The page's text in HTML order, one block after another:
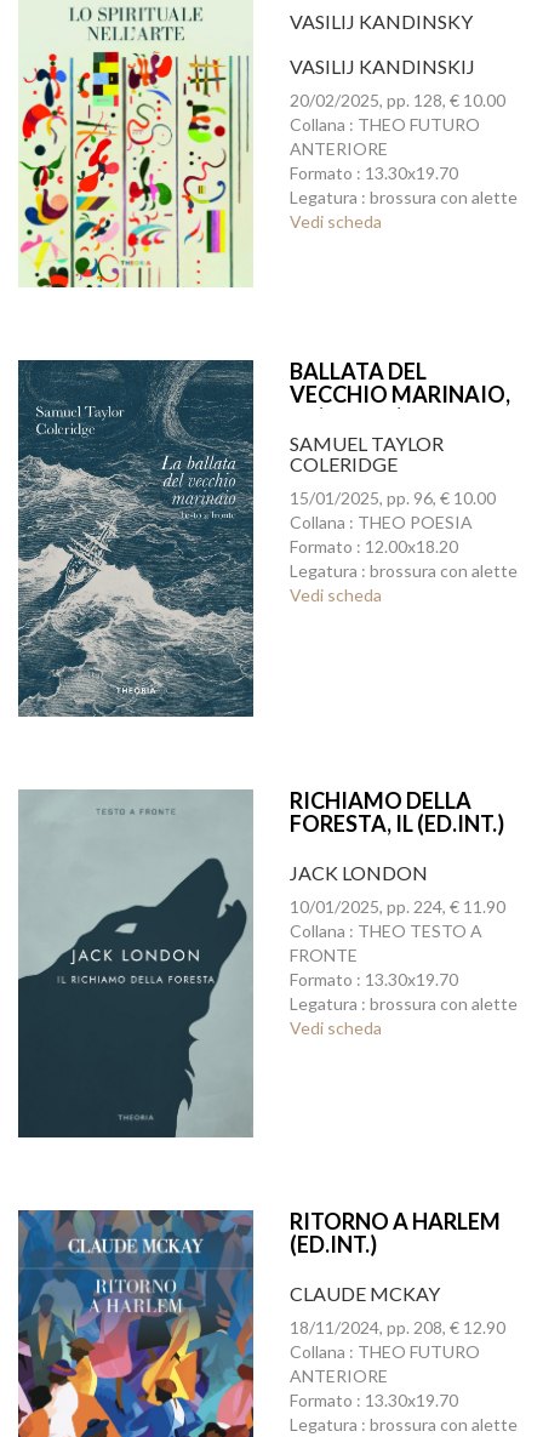
VASILIJ KANDINSKY
VASILIJ KANDINSKIJ
20/02/2025, pp. 128, € 10.00
Collana : THEO FUTURO
ANTERIORE
Formato : 13.30x19.70
Legatura : brossura con alette
Vedi scheda
BALLATA DEL
VECCHIO MARINAIO,
LA(ED.INT.)
SAMUEL TAYLOR
COLERIDGE
15/01/2025, pp. 96, € 10.00
Collana : THEO POESIA
Formato : 12.00x18.20
Legatura : brossura con alette
Vedi scheda
RICHIAMO DELLA
FORESTA, IL (ED.INT.)
JACK LONDON
10/01/2025, pp. 224, € 11.90
Collana : THEO TESTO A
FRONTE
Formato : 13.30x19.70
Legatura : brossura con alette
Vedi scheda
RITORNO A HARLEM
(ED.INT.)
CLAUDE MCKAY
18/11/2024, pp. 208, € 12.90
Collana : THEO FUTURO
ANTERIORE
Formato : 13.30x19.70
Legatura : brossura con alette